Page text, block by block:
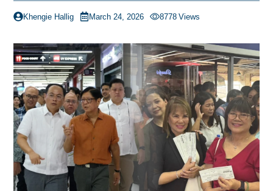
Khengie Hallig March 24, 2026 8778 Views